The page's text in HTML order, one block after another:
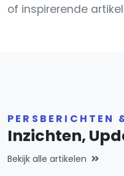
of inspirerende
PERSBERICHTEN
Inzichten,
Bekijk alle artikelen